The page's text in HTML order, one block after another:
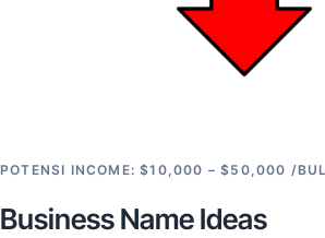
POTENSI INCOME: $10,000 – $50,000 /
Business Name Ideas